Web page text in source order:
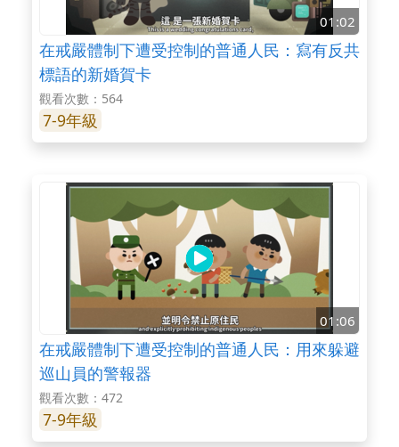
01:02
在戒嚴體制下遭受控制的普通人民：寫有反共
標語的新婚賀卡
觀看次數：564
7-9年級
01:06
在戒嚴體制下遭受控制的普通人民：用來躲避
巡山員的警報器
觀看次數：472
7-9年級